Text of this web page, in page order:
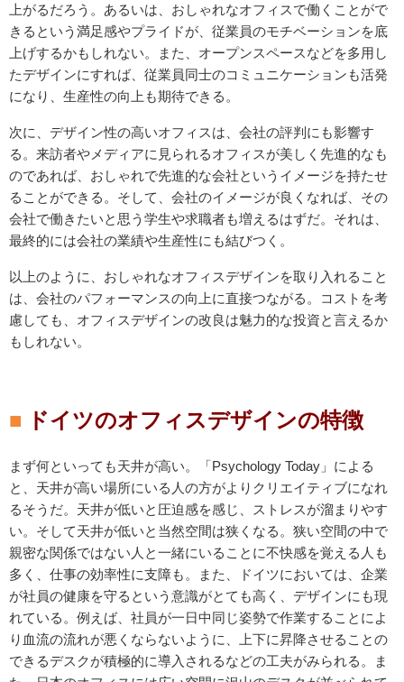
上がるだろう。あるいは、おしゃれなオフィスで働くことがで
きるという満足感やプライドが、従業員のモチベーションを底
上げするかもしれない。また、オープンスペースなどを多用し
たデザインにすれば、従業員同士のコミュニケーションも活発
になり、生産性の向上も期待できる。
次に、デザイン性の高いオフィスは、会社の評判にも影響す
る。来訪者やメディアに見られるオフィスが美しく先進的なも
のであれば、おしゃれで先進的な会社というイメージを持たせ
ることができる。そして、会社のイメージが良くなれば、その
会社で働きたいと思う学生や求職者も増えるはずだ。それは、
最終的には会社の業績や生産性にも結びつく。
以上のように、おしゃれなオフィスデザインを取り入れること
は、会社のパフォーマンスの向上に直接つながる。コストを考
慮しても、オフィスデザインの改良は魅力的な投資と言えるか
もしれない。
ドイツのオフィスデザインの特徴
まず何といっても天井が高い。「Psychology Today」による
と、天井が高い場所にいる人の方がよりクリエイティブになれ
るそうだ。天井が低いと圧迫感を感じ、ストレスが溜まりやす
い。そして天井が低いと当然空間は狭くなる。狭い空間の中で
親密な関係ではない人と一緒にいることに不快感を覚える人も
多く、仕事の効率性に支障も。また、ドイツにおいては、企業
が社員の健康を守るという意識がとても高く、デザインにも現
れている。例えば、社員が一日中同じ姿勢で作業することによ
り血流の流れが悪くならないように、上下に昇降させることの
できるデスクが積極的に導入されるなどの工夫がみられる。ま